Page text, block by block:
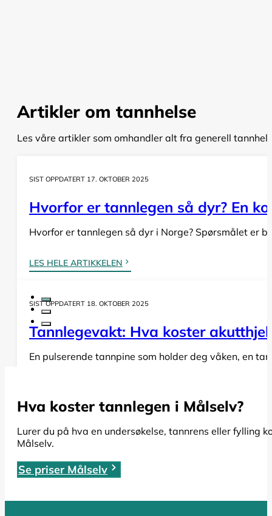
Artikler om tannhelse
Les våre artikler som omhandler alt fra generell
SIST OPPDATERT 17. OKTOBER 2025
Hvorfor er tannlegen så dyr? En
Hvorfor er tannlegen så dyr i Norge? Spørsmålet er
LES HELE ARTIKKELEN
SIST OPPDATERT 18. OKTOBER 2025
Tannlegevakt: Hva koster
En pulserende tannpine som holder deg våken, en
SIST OPPDATERT 19. OKTOBER 2025
Har du fått beskjed om at du trenger en rotfylling,
Hva koster tannlegen i Målselv?
Lurer du på hva en undersøkelse, tannrens eller fylling
Målselv.
Se priser Målselv